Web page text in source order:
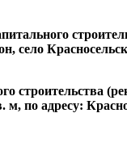
село
строительства
м, по адресу: